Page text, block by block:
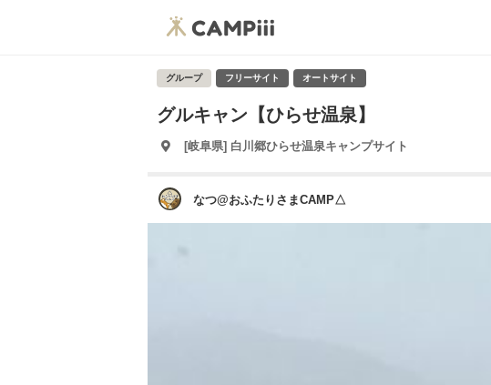
グループ フリーサイト オートサイト
グルキャン【ひらせ温泉】
[岐阜県] 白川郷ひらせ温泉キャンプサイト
なつ@おふたりさまCAMP△